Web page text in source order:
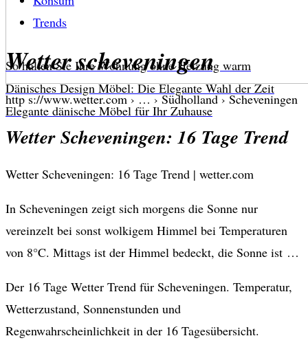
So halten Sie Ihre Wohnung ohne Heizung warm
Dänisches Design Möbel: Die Elegante Wahl der Zeit
Elegante dänische Möbel für Ihr Zuhause
Trends
Wetter scheveningen
http s://www.wetter.com › … › Südholland › Scheveningen
Wetter Scheveningen: 16 Tage Trend
Wetter Scheveningen: 16 Tage Trend | wetter.com
In Scheveningen zeigt sich morgens die Sonne nur
vereinzelt bei sonst wolkigem Himmel bei Temperaturen
von 8°C. Mittags ist der Himmel bedeckt, die Sonne ist …
Der 16 Tage Wetter Trend für Scheveningen. Temperatur,
Wetterzustand, Sonnenstunden und
Regenwahrscheinlichkeit in der 16 Tagesübersicht.